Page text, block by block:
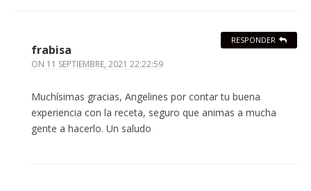
frabisa
ON 11 SEPTIEMBRE, 2021 22:22:59
Muchísimas gracias, Angelines por contar tu buena
experiencia con la receta, seguro que animas a mucha
gente a hacerlo. Un saludo
RESPONDER